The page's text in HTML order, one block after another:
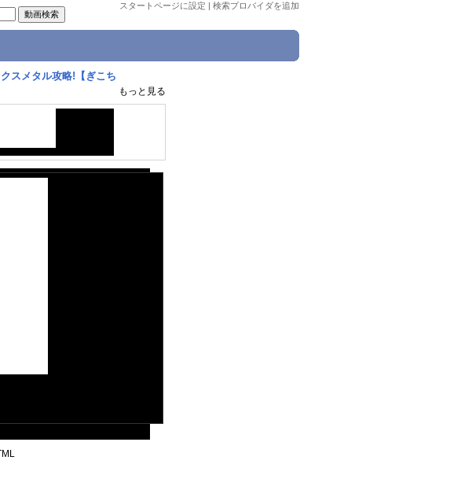
スタートページに設定 | 検索プロバイダを追加
スメタル攻略!【ぎこち
もっと見る